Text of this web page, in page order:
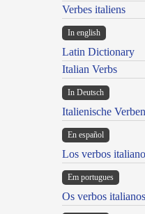
Verbes italiens
In english
Latin Dictionary
Italian Verbs
In Deutsch
Italienische Verben
En español
Los verbos
Em portugues
Os verbos italianos